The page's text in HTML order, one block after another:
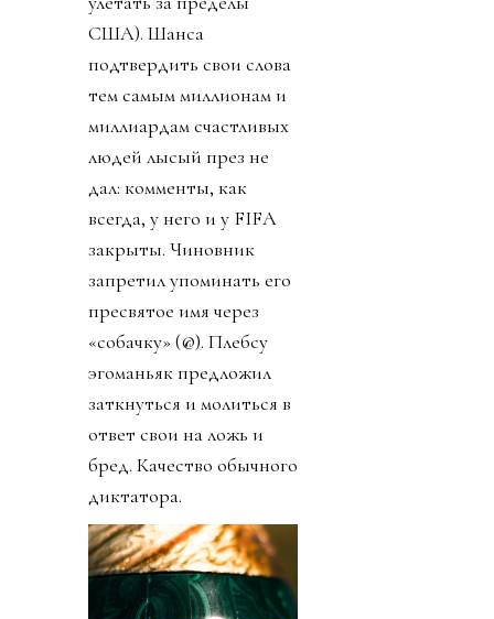
США). Шанса
подтвердить свои слова
тем самым миллионам и
миллиардам счастливых
людей лысый през не
дал: комменты, как
всегда, у него и у FIFA
закрыты. Чиновник
запретил упоминать его
пресвятое имя через
«собачку» (@). Плебсу
эгоманьяк предложил
заткнуться и молиться в
ответ свои на ложь и
бред. Качество обычного
диктатора.